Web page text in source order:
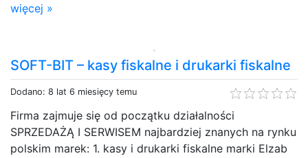
więcej »
SOFT-BIT – kasy fiskalne i drukarki fiskalne
Dodano: 8 lat 6 miesięcy temu
Firma zajmuje się od początku działalności
SPRZEDAŻĄ I SERWISEM najbardziej znanych na rynku
polskim marek: 1. kasy i drukarki fiskalne marki Elzab